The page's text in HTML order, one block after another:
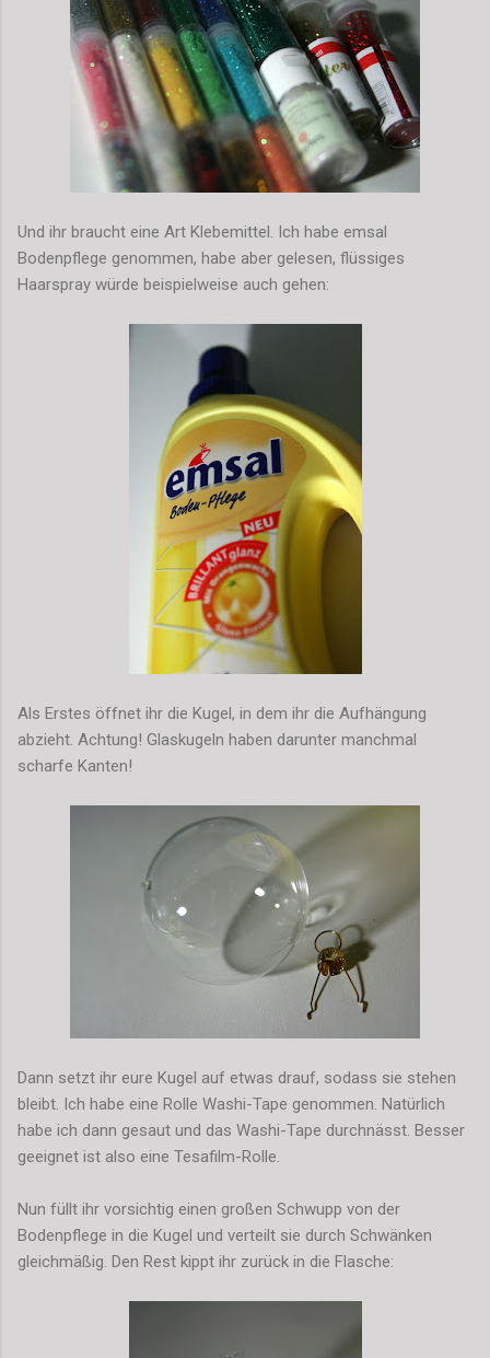
Und ihr braucht eine Art Klebemittel. Ich habe emsal
Bodenpflege genommen, habe aber gelesen, flüssiges
Haarspray würde beispielweise auch gehen:
Als Erstes öffnet ihr die Kugel, in dem ihr die Aufhängung
abzieht. Achtung! Glaskugeln haben darunter manchmal
scharfe Kanten!
Dann setzt ihr eure Kugel auf etwas drauf, sodass sie stehen
bleibt. Ich habe eine Rolle Washi-Tape genommen. Natürlich
habe ich dann gesaut und das Washi-Tape durchnässt. Besser
geeignet ist also eine Tesafilm-Rolle.
Nun füllt ihr vorsichtig einen großen Schwupp von der
Bodenpflege in die Kugel und verteilt sie durch Schwänken
gleichmäßig. Den Rest kippt ihr zurück in die Flasche: